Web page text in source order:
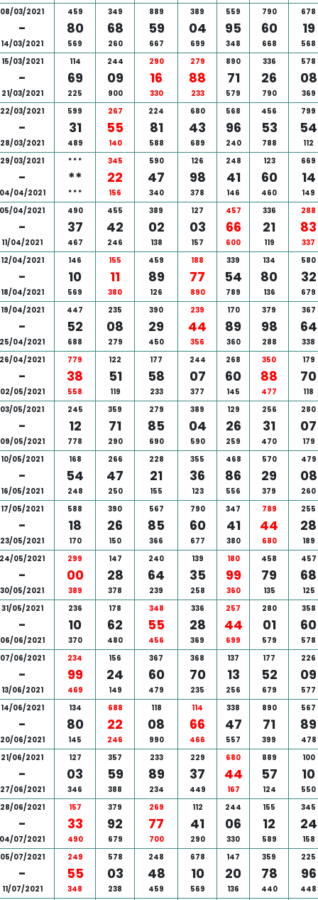
08/03/2021
-
14/03/2021
459
80
569
349
68
260
889
59
667
389
04
699
559
95
348
790
60
668
678
19
568
15/03/2021
-
21/03/2021
114
69
225
244
09
900
290
16
330
279
88
233
890
71
579
336
26
790
578
08
369
22/03/2021
-
28/03/2021
599
31
489
267
55
140
224
81
588
680
43
689
568
96
240
456
53
788
799
54
112
29/03/2021
-
04/2021
* * *
**
* * *
345
22
156
590
47
340
126
98
378
248
41
146
123
60
460
669
14
149
05/04/2021
-
11/04/2021
490
37
467
455
42
246
389
02
138
127
03
157
457
66
600
336
21
119
288
83
337
12/04/2021
-
18/04/2021
146
10
569
155
11
380
459
89
126
188
77
890
339
54
789
134
80
136
580
32
679
19/04/2021
-
25/04/2021
447
52
688
235
08
279
390
29
450
239
44
356
170
89
360
379
98
288
367
64
338
26/04/2021
-
02/05/2021
779
38
558
122
51
119
177
58
233
244
07
377
268
60
145
350
88
477
179
70
118
03/05/2021
-
09/05/2021
245
12
778
359
71
290
279
85
690
389
04
590
129
26
259
256
31
470
280
07
179
10/05/2021
-
16/05/2021
168
54
248
266
47
250
228
21
155
355
36
123
468
86
556
570
29
379
479
08
260
17/05/2021
-
23/05/2021
588
18
170
390
26
150
567
85
366
790
60
677
347
41
380
789
44
680
255
28
189
24/05/2021
-
30/05/2021
299
00
389
147
28
378
240
64
239
139
35
258
180
99
360
458
79
135
457
68
125
31/05/2021
-
06/06/2021
236
10
370
178
62
480
348
55
456
336
28
369
257
44
699
280
01
579
358
60
578
07/06/2021
-
13/06/2021
234
99
469
156
24
149
367
60
479
368
70
235
137
13
256
177
52
679
226
09
577
14/06/2021
-
20/06/2021
134
80
145
688
22
246
118
08
990
114
66
466
338
47
557
890
71
399
567
89
478
21/06/2021
-
27/06/2021
127
03
346
357
59
388
233
89
234
229
37
449
680
44
167
889
57
124
100
10
550
28/06/2021
-
04/07/2021
157
33
490
379
92
679
269
77
700
112
41
290
244
06
330
155
12
589
345
24
158
05/07/2021
-
11/07/2021
249
55
348
578
03
238
248
48
459
678
10
569
147
20
136
359
78
440
225
96
448